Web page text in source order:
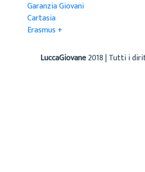
Garanzia Giovani
Cartasia
Erasmus +
LuccaGiovane2018 | Tutti i